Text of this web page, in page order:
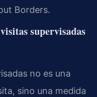
Borders.
supervisadas
no es una
sino una medida